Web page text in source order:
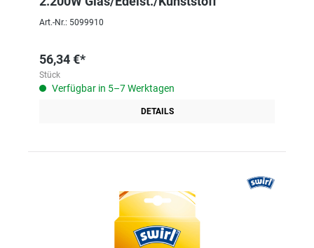
Art.-Nr.: 5099910
56,34 €*
Stück
Verfügbar in 5–7 Werktagen
DETAILS